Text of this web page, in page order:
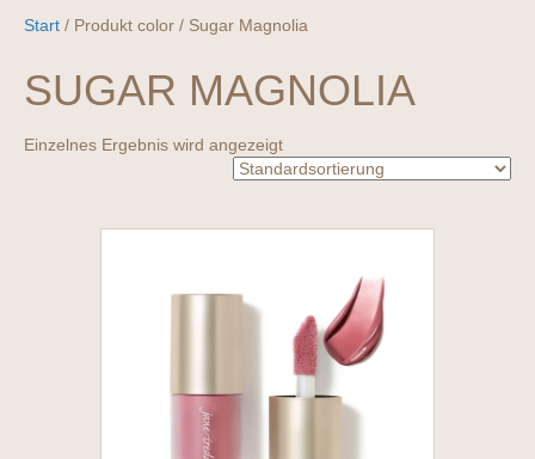
Start / Produkt color / Sugar Magnolia
SUGAR MAGNOLIA
Einzelnes Ergebnis wird angezeigt